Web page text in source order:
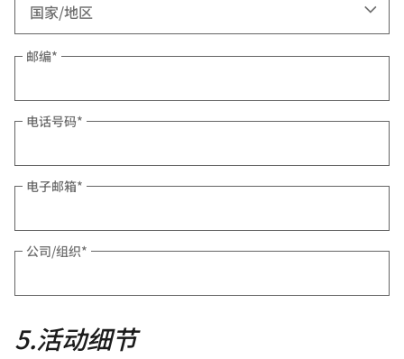
邮编*
电话号码*
电子邮箱*
公司/组织*
5.活动细节